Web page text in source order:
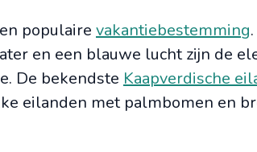
populaire vakantiebestemming
en een blauwe lucht zijn de
De bekendste Kaapverdische
eilanden met palmbomen en